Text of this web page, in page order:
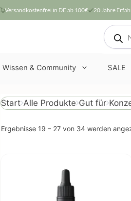
Versandkostenfrei in DE ab 100€ 20 Jahre
search
Wissen & Community SALE
Start Alle Produkte Gut für
Ergebnisse 19 – 27 von 34 werden